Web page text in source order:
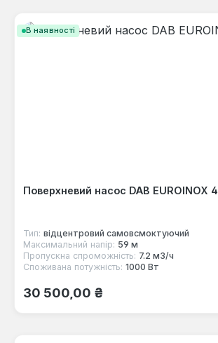
В наявності
Поверхневий насос DAB EUROINOX
Тип: відцентровий самовсмоктуючий
Максимальний напір: 59 м
Пропускна спроможність: 7.2 м3/ч
Споживана потужність: 1000 Вт
Звичайна ціна:
30 500,00 ₴